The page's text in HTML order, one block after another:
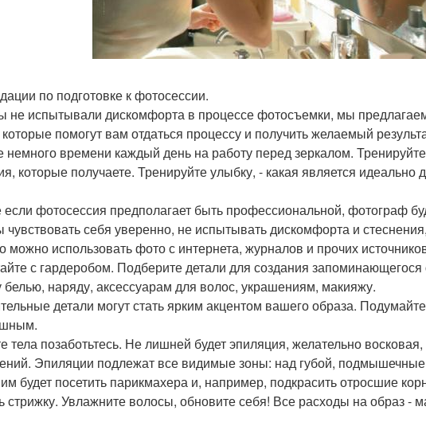
по подготовке к фотосессии.
не испытывали дискомфорта в процессе фотосъемки, мы
помогут вам отдаться процессу и получить желаемый
немного времени каждый день на работу перед зеркалом.
которые получаете. Тренируйте улыбку, - какая является идеально
если фотосессия предполагает быть профессиональной, фотограф
чувствовать себя уверенно, не испытывать дискомфорта и
можно использовать фото с интернета, журналов и прочих
с гардеробом. Подберите детали для создания запоминающегося
наряду, аксессуарам для волос, украшениям, макияжу.
детали могут стать ярким акцентом вашего образа.
тела позаботьтесь. Не лишней будет эпиляция, желательно
Эпиляции подлежат все видимые зоны: над губой, подмышечные
будет посетить парикмахера и, например, подкрасить отросшие
стрижку. Увлажните волосы, обновите себя! Все расходы на образ -